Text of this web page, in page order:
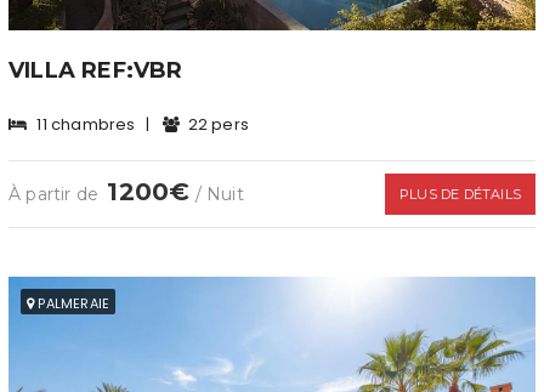
VILLA REF:VBR
11 chambres | 22 pers
À partir de 1200€ / Nuit PLUS DE DÉTAILS
PALMERAIE